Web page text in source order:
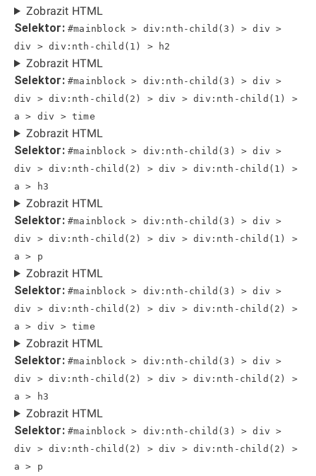
Zobrazit HTML
Selektor: #mainblock > div:nth-child(3) > div >
div > div:nth-child(1) > h2
Zobrazit HTML
Selektor: #mainblock > div:nth-child(3) > div >
div > div:nth-child(2) > div > div:nth-child(1) >
a > div > time
Zobrazit HTML
Selektor: #mainblock > div:nth-child(3) > div >
div > div:nth-child(2) > div > div:nth-child(1) >
a > h3
Zobrazit HTML
Selektor: #mainblock > div:nth-child(3) > div >
div > div:nth-child(2) > div > div:nth-child(1) >
a > p
Zobrazit HTML
Selektor: #mainblock > div:nth-child(3) > div >
div > div:nth-child(2) > div > div:nth-child(2) >
a > div > time
Zobrazit HTML
Selektor: #mainblock > div:nth-child(3) > div >
div > div:nth-child(2) > div > div:nth-child(2) >
a > h3
Zobrazit HTML
Selektor: #mainblock > div:nth-child(3) > div >
div > div:nth-child(2) > div > div:nth-child(2) >
a > p